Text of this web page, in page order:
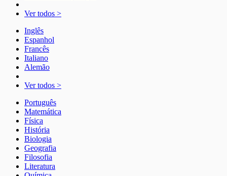
Ver todos >
Inglês
Espanhol
Francês
Italiano
Alemão
Ver todos >
Português
Matemática
Física
História
Biologia
Geografia
Filosofia
Literatura